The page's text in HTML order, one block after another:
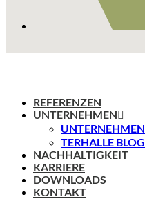
REFERENZEN
UNTERNEHMEN
UNTERNEHMEN
TERHALLE BLOG
NACHHALTIGKEIT
KARRIERE
DOWNLOADS
KONTAKT